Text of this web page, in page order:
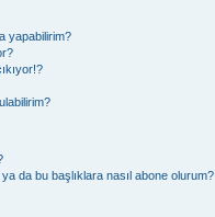
yapabilirim?
da bu başlıklara nasıl abone olurum?